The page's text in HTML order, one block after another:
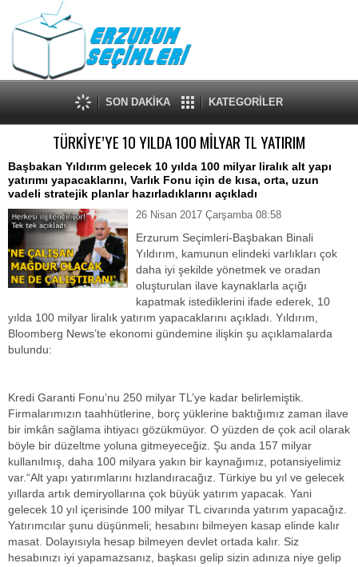
SON DAKİKA KATEGORİLER
TÜRKİYE’YE 10 YILDA 100 MİLYAR TL YATIRIM
Başbakan Yıldırım gelecek 10 yılda 100 milyar liralık alt yapı
yatırımı yapacaklarını, Varlık Fonu için de kısa, orta, uzun
vadeli stratejik planlar hazırladıklarını açıkladı
26 Nisan 2017 Çarşamba 08:58
Erzurum Seçimleri-Başbakan Binali
Yıldırım, kamunun elindeki varlıkları çok
daha iyi şekilde yönetmek ve oradan
oluşturulan ilave kaynaklarla açığı
kapatmak istediklerini ifade ederek, 10
yılda 100 milyar liralık yatırım yapacaklarını açıkladı. Yıldırım,
Bloomberg News’te ekonomi gündemine ilişkin şu açıklamalarda
bulundu:
Kredi Garanti Fonu’nu 250 milyar TL’ye kadar belirlemiştik.
Firmalarımızın taahhütlerine, borç yüklerine baktığımız zaman ilave
bir imkân sağlama ihtiyacı gözükmüyor. O yüzden de çok acil olarak
böyle bir düzeltme yoluna gitmeyeceğiz. Şu anda 157 milyar
kullanılmış, daha 100 milyara yakın bir kaynağımız, potansiyelimiz
var.“Alt yapı yatırımlarını hızlandıracağız. Türkiye bu yıl ve gelecek
yıllarda artık demiryollarına çok büyük yatırım yapacak. Yani
gelecek 10 yıl içerisinde 100 milyar TL civarında yatırım yapacağız.
Yatırımcılar şunu düşünmeli; hesabını bilmeyen kasap elinde kalır
masat. Dolayısıyla hesap bilmeyen devlet ortada kalır. Siz
hesabınızı iyi yapamazsanız, başkası gelip sizin adınıza niye gelip